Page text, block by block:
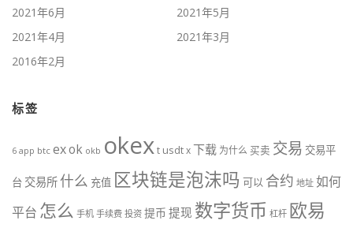
2021年6月
2021年5月
2021年4月
2021年3月
2016年2月
标签
6 app btc exok okb okext usdtx下载 为什么 买卖 交易 交易平
台 交易所 什么 充值 区块链是泡沫吗 可以 合约 地址 如何
平台 怎么 手机 手续费 投资 提币 提现 数字货币 杠杆 欧易